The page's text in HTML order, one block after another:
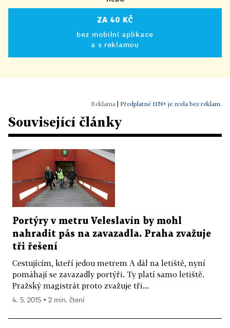
ZA 40 KČ
bez mobilní aplikace
a s reklamou
Předplatné HN+ je zcela bez reklam.
Související články
Portýry v metru Veleslavín by mohl
nahradit pás na zavazadla. Praha zvažuje
tři řešení
Cestujícím, kteří jedou metrem A dál na letiště, nyní
pomáhají se zavazadly portýři. Ty platí samo letiště.
Pražský magistrát proto zvažuje tři...
4. 5. 2015 ▪ 2 min. čtení